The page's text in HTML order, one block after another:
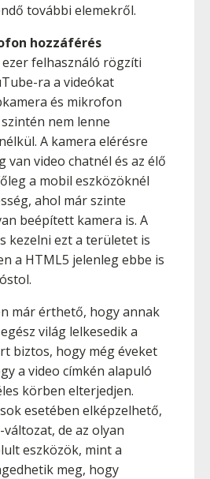
további elemekről.
hozzáférés
felhasználó rögzíti
ra a videókat
és mikrofon
nem lenne
A kamera elérésre
van video chatnél és az élő
a mobil eszközöknél
ahol már szinte
beépített kamera is. A
kezelni ezt a területet is
a HTML5 jelenleg ebbe is
már érthető, hogy annak
világ lelkesedik a
biztos, hogy még éveket
a video címkén alapuló
körben elterjedjen.
esetében elképzelhető,
de az olyan
eszközök, mint a
meg, hogy